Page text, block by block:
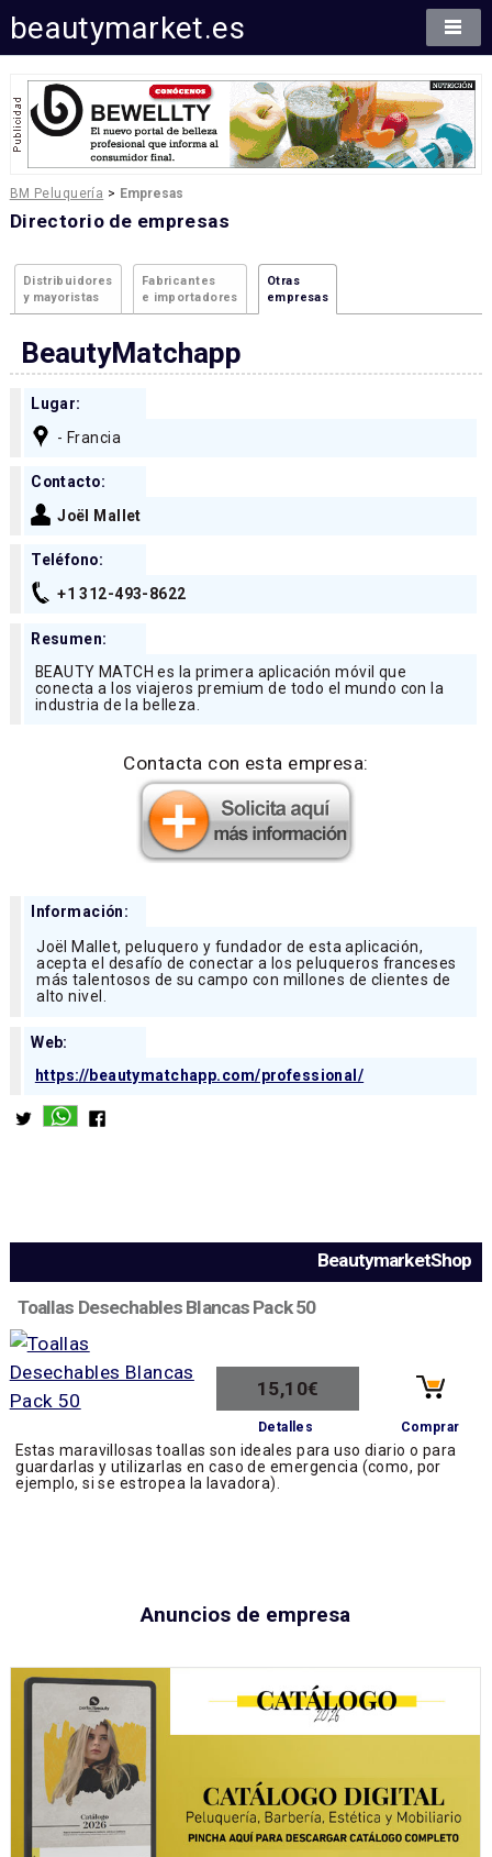
beautymarket.es
BM Peluquería > Empresas
Directorio de empresas
Distribuidores
y mayoristas
Fabricantes
e importadores
Otras
empresas
BeautyMatchapp
Lugar:
- Francia
Contacto:
Joël Mallet
Teléfono:
+1 312-493-8622
Resumen:
BEAUTY MATCH es la primera aplicación móvil que
conecta a los viajeros premium de todo el mundo con la
industria de la belleza.
Contacta con esta empresa:
Información:
Joël Mallet, peluquero y fundador de esta aplicación,
acepta el desafío de conectar a los peluqueros franceses
más talentosos de su campo con millones de clientes de
alto nivel.
Web:
https://beautymatchapp.com/professional/
BeautymarketShop
Toallas Desechables Blancas Pack 50
15,10€
Detalles Comprar
Estas maravillosas toallas son ideales para uso diario o para
guardarlas y utilizarlas en caso de emergencia (como, por
ejemplo, si se estropea la lavadora).
Anuncios de empresa